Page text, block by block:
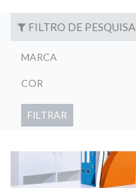
FILTRO DE PESQUISA
MARCA
COR
FILTRAR